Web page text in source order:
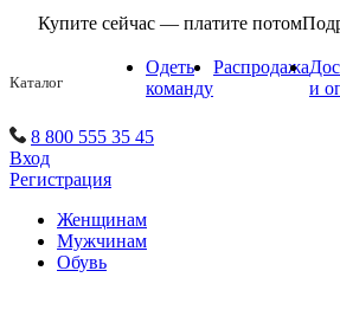
Купите сейчас — платите потом
Каталог
Одеть
команду
Распродажа
и
8 800 555 35 45
Вход
Регистрация
Женщинам
Мужчинам
Обувь